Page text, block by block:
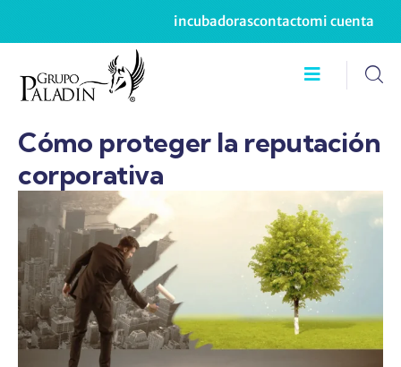
incubadorascontactomi cuenta
Cómo proteger la reputación
corporativa